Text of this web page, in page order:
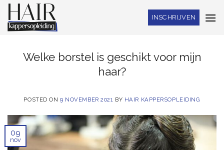
Skip
content
INSCHRIJVEN
Welke borstel is geschikt voor mijn
haar?
POSTED ON9 NOVEMBER 2021 BY HAIR KAPPERSOPLEIDING
09
nov